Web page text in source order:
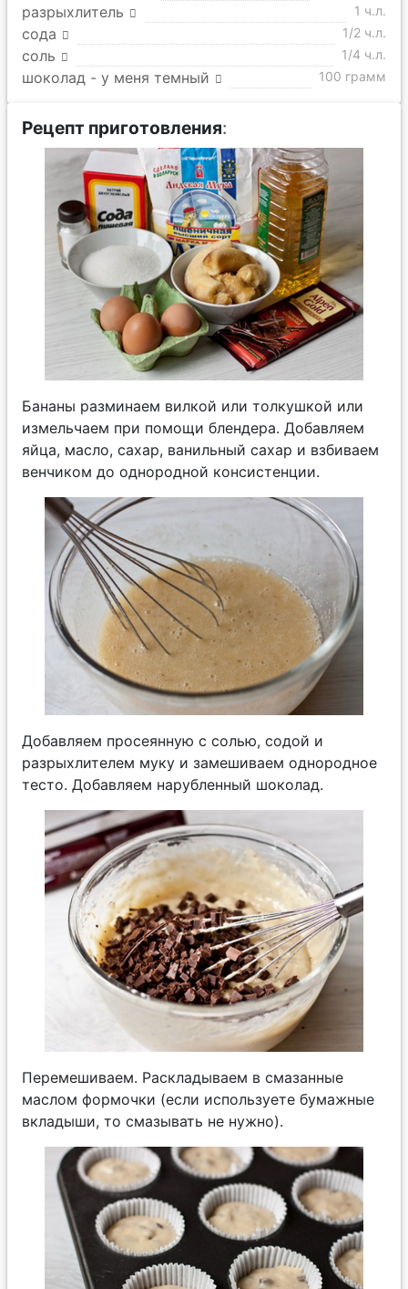
разрыхлитель 1 ч.л.
сода 1/2 ч.л.
соль 1/4 ч.л.
шоколад - у меня темный 100 грамм
Рецепт приготовления:
Бананы разминаем вилкой или толкушкой или
измельчаем при помощи блендера. Добавляем
яйца, масло, сахар, ванильный сахар и взбиваем
венчиком до однородной консистенции.
Добавляем просеянную с солью, содой и
разрыхлителем муку и замешиваем однородное
тесто. Добавляем нарубленный шоколад.
Перемешиваем. Раскладываем в смазанные
маслом формочки (если используете бумажные
вкладыши, то смазывать не нужно).